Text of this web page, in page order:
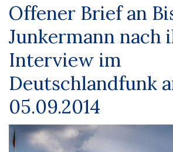
Offener Brief an
Junkermann nach
Interview im
Deutschlandfunk
05.09.2014